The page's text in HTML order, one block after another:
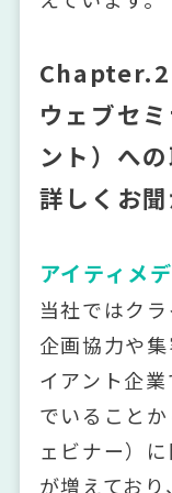
Chapter.2
ウェブセ
ント）へ
詳しくお聞
アイティメ
当社ではク
企画協力や
イアント企
でいること
ェビナー）
が増えており